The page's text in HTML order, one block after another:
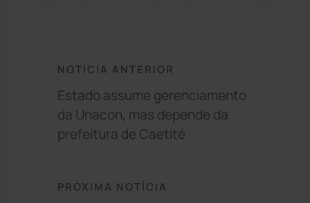
NOTÍCIA ANTERIOR
Estado assume gerenciamento
da Unacon, mas depende da
prefeitura de Caetité
PRÓXIMA NOTÍCIA